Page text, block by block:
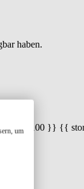
haben.
100) / 100 }} {{
um